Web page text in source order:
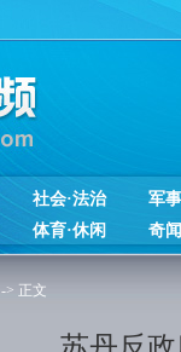
社会·法治 军
体育·休闲 奇
-> 正文